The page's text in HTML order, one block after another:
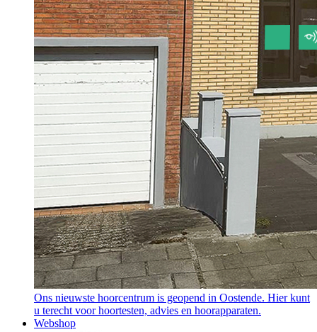
Ons nieuwste hoorcentrum is geopend in Oostende. Hier kunt
u terecht voor hoortesten, advies en hoorapparaten.
Webshop